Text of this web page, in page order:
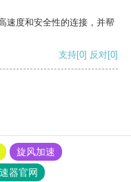
速度和安全性的连接，并帮
支持[0] 反对[0]
旋风加速
器官网